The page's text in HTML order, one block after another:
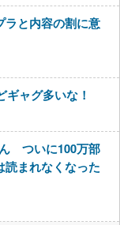
ラと内容の割に意
ャグ多いな！
ん ついに100万部
読まれなくなった